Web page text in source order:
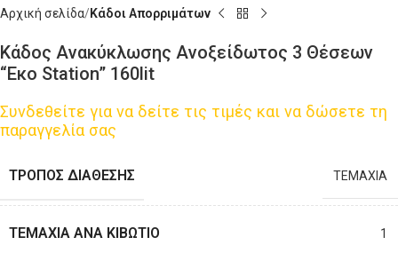
Αρχική σελίδα Κάδοι Απορριμάτων
Κάδος Ανακύκλωσης Ανοξείδωτος 3 Θέσεων
“Εκο Station” 160lit
Συνδεθείτε για να δείτε τις τιμές και να δώσετε τη
παραγγελία σας
ΤΡΌΠΟΣ ΔΙΆΘΕΣΗΣ ΤΕΜΑΧΙΑ
ΤΕΜΆΧΙΑ ΑΝΆ ΚΙΒΏΤΙΟ 1